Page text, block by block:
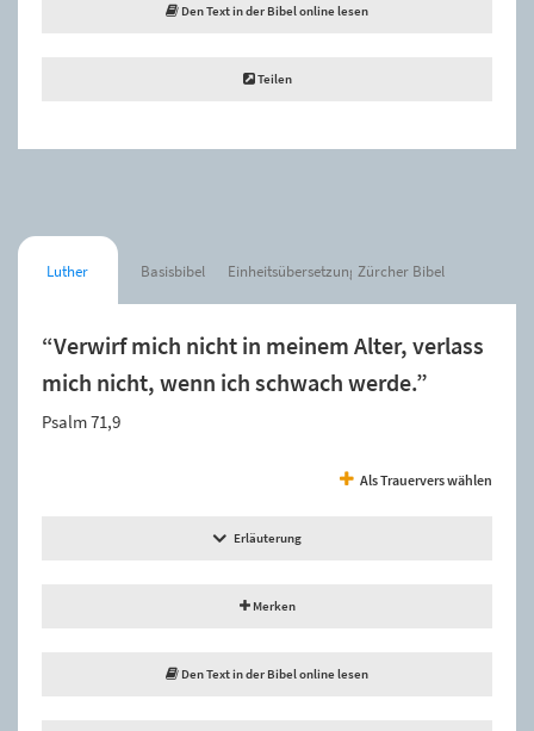
Den Text in der Bibel online lesen
Teilen
Luther Basisbibel Einheitsübersetzung Zürcher Bibel
“Verwirf mich nicht in meinem Alter, verlass
mich nicht, wenn ich schwach werde.”
Psalm 71,9
Als Trauervers wählen
Erläuterung
Merken
Den Text in der Bibel online lesen